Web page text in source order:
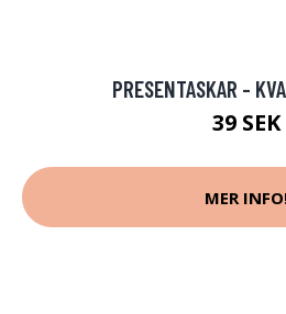
PRESENTASKAR -
39 SEK
MER